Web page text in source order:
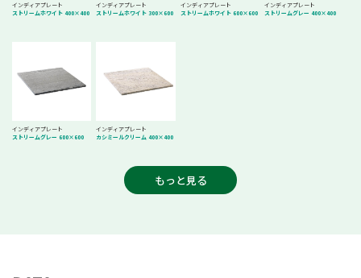
インディアプレート
ストリームホワイト 400×400
インディアプレート
ストリームホワイト 300×600
インディアプレート
ストリームホワイト 600×600
インディアプレート
ストリームグレー 400×400
インディアプレート
ストリームグレー 600×600
インディアプレート
カシミールクリーム 400×400
もっと見る